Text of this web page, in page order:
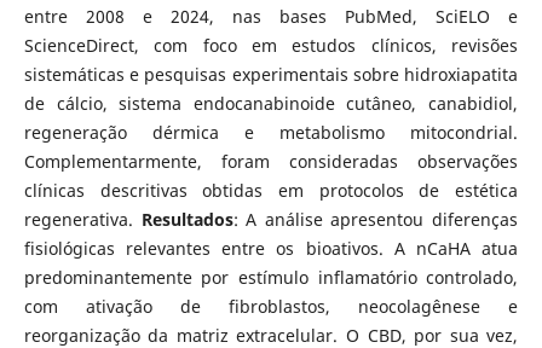
entre 2008 e 2024, nas bases PubMed, SciELO e
ScienceDirect, com foco em estudos clínicos, revisões
sistemáticas e pesquisas experimentais sobre hidroxiapatita
de cálcio, sistema endocanabinoide cutâneo, canabidiol,
regeneração dérmica e metabolismo mitocondrial.
Complementarmente, foram consideradas observações
clínicas descritivas obtidas em protocolos de estética
regenerativa. Resultados: A análise apresentou diferenças
fisiológicas relevantes entre os bioativos. A nCaHA atua
predominantemente por estímulo inflamatório controlado,
com ativação de fibroblastos, neocolagênese e
reorganização da matriz extracelular. O CBD, por sua vez,